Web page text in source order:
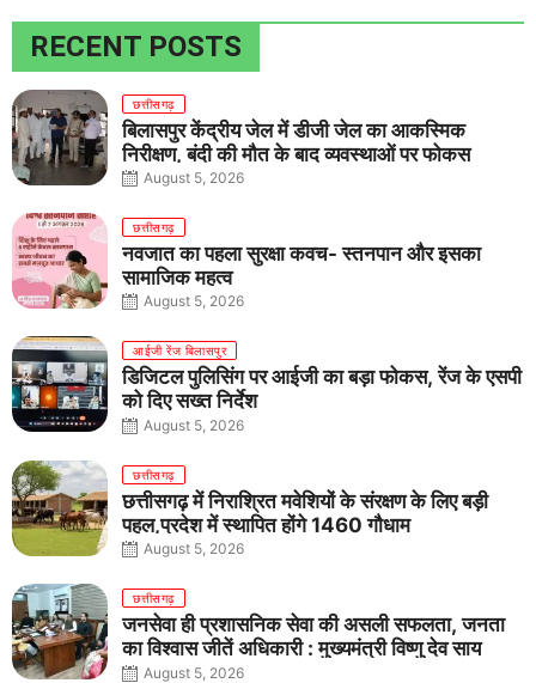
RECENT POSTS
छत्तीसगढ़
बिलासपुर केंद्रीय जेल में डीजी जेल का आकस्मिक
निरीक्षण, बंदी की मौत के बाद व्यवस्थाओं पर फोकस
August 5, 2026
छत्तीसगढ़
नवजात का पहला सुरक्षा कवच- स्तनपान और इसका
सामाजिक महत्व
August 5, 2026
आईजी रेंज बिलासपुर
डिजिटल पुलिसिंग पर आईजी का बड़ा फोकस, रेंज के एसपी
को दिए सख्त निर्देश
August 5, 2026
छत्तीसगढ़
छत्तीसगढ़ में निराश्रित मवेशियों के संरक्षण के लिए बड़ी
पहल,प्रदेश में स्थापित होंगे 1460 गौधाम
August 5, 2026
छत्तीसगढ़
जनसेवा ही प्रशासनिक सेवा की असली सफलता, जनता
का विश्वास जीतें अधिकारी : मुख्यमंत्री विष्णु देव साय
August 5, 2026